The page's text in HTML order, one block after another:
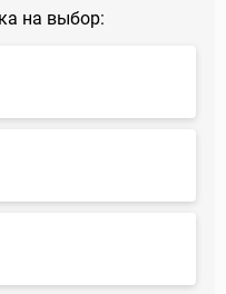
на выбор: